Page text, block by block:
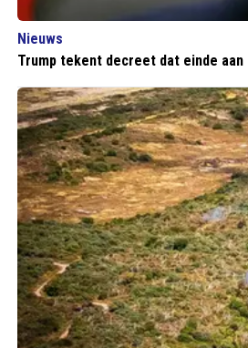
Nieuws
Trump tekent decreet dat einde